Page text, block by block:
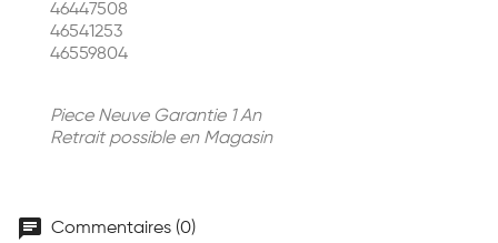
46447508
46541253
46559804
Piece Neuve Garantie 1 An
Retrait possible en Magasin
chat Commentaires (0)